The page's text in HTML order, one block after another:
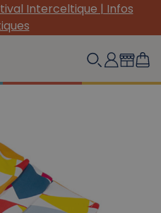
Interceltique | Infos